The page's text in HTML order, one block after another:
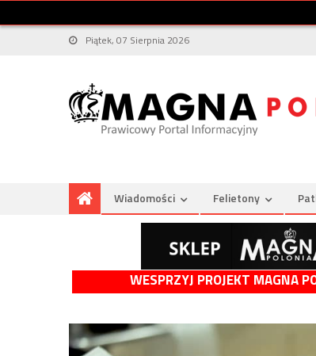
Piątek, 07 Sierpnia 2026
Wiadomości Felietony
WESPRZYJ PROJEKT MAGNA